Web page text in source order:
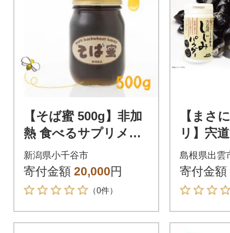
【そば蜜 500g】非加
熱 食べるサプリメン
ト
新潟県小千谷市
寄付金額 20,000円
（0件）
【まさ
リ】宍
しじみ
40】
島根県出雲
寄付金額